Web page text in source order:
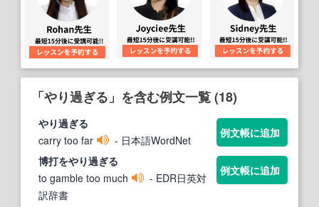
「やり過ぎる」を含む例文一覧 (18)
やり過ぎる
carry too far
- 日本語WordNet
例文帳に追加
博打をやり過ぎる
to gamble too much
- EDR日英対
訳辞書
例文帳に追加